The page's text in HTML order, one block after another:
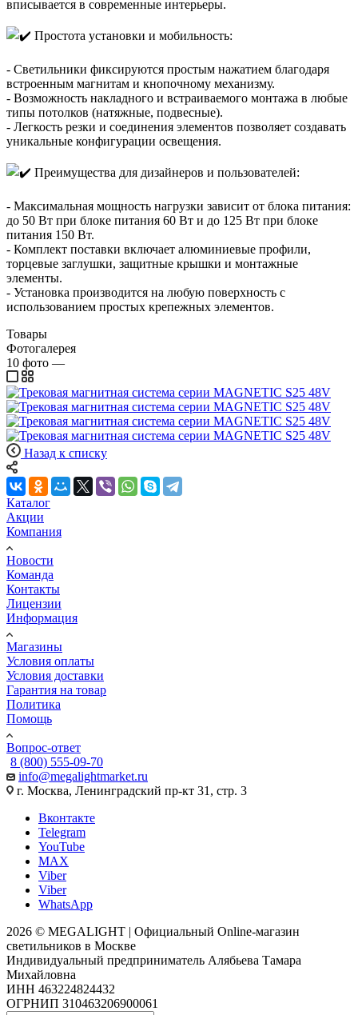
вписывается в современные интерьеры.
Простота установки и мобильность:
- Светильники фиксируются простым нажатием благодаря
встроенным магнитам и кнопочному механизму.
- Возможность накладного и встраиваемого монтажа в любые
типы потолков (натяжные, подвесные).
- Легкость резки и соединения элементов позволяет создавать
уникальные конфигурации освещения.
Преимущества для дизайнеров и пользователей:
- Максимальная мощность нагрузки зависит от блока питания:
до 50 Вт при блоке питания 60 Вт и до 125 Вт при блоке
питания 150 Вт.
- Комплект поставки включает алюминиевые профили,
торцевые заглушки, защитные крышки и монтажные
элементы.
- Установка производится на любую поверхность с
использованием простых крепежных элементов.
Товары
Фотогалерея
10 фото —
Назад к списку
Каталог
Акции
Компания
Новости
Команда
Контакты
Лицензии
Информация
Магазины
Условия оплаты
Условия доставки
Гарантия на товар
Политика
Помощь
Вопрос-ответ
8 (800) 555-09-70
info@megalightmarket.ru
г. Москва, Ленинградский пр-кт 31, стр. 3
Вконтакте
Telegram
YouTube
MAX
Viber
Viber
WhatsApp
2026 © MEGALIGHT | Официальный Online-магазин
светильников в Москве
Индивидуальный предприниматель Алябьева Тамара
Михайловна
ИНН 463224824432
ОГРНИП 310463206900061